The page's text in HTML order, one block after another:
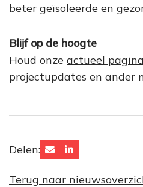
beter geïsoleerde en
Blijf op de hoogte
Houd onze actueel pagina
projectupdates en ander
Delen:
Terug naar